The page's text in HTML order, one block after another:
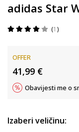
adidas Star
1
OFFER
41,99 €
Obavijesti me o
Izaberi veličinu: